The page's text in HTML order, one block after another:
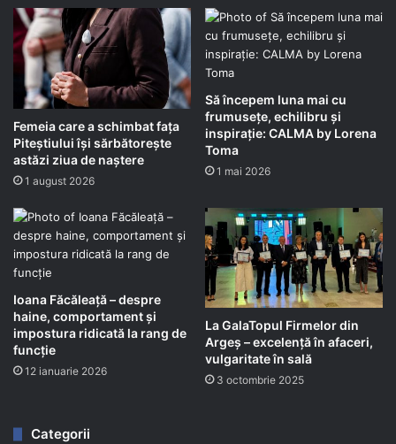
Femeia care a schimbat fața
Piteștiului își sărbătorește
astăzi ziua de naștere
1 august 2026
Să începem luna mai cu
frumusețe, echilibru și
inspirație: CALMA by Lorena
Toma
1 mai 2026
Ioana Făcăleață – despre
haine, comportament și
impostura ridicată la rang de
funcție
12 ianuarie 2026
La GalaTopul Firmelor din
Argeș – excelență în afaceri,
vulgaritate în sală
3 octombrie 2025
Categorii